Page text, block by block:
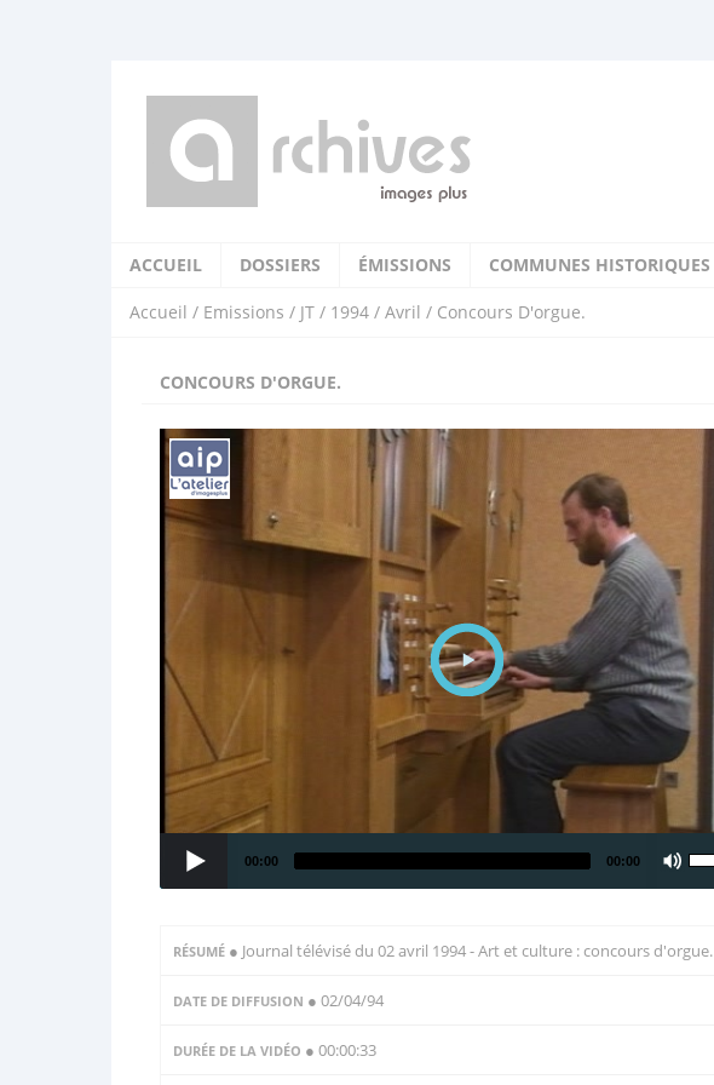
ACCUEIL DOSSIERS ÉMISSIONS COMMUNES HISTORIQUES
Accueil / Emissions / JT / 1994 / Avril / Concours D'orgue.
CONCOURS D'ORGUE.
00:00 00:00
RÉSUMÉ ● Journal télévisé du 02 avril 1994 - Art et culture : concours d'orgue.
DATE DE DIFFUSION ● 02/04/94
DURÉE DE LA VIDÉO ● 00:00:33